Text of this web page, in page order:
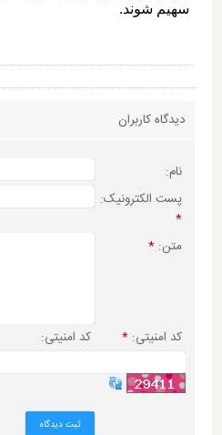
سهیم شوند.
دیدگاه کاربران
نام:
پست الکترونیک:
*
متن: *
کد امنیتی: * کد امنیتی: